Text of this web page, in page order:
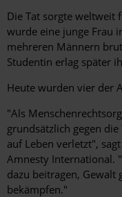
Die Tat sorgte weltweit
wurde eine junge Frau
mehreren Männern
Studentin erlag später
Heute wurden vier der
"Als
grundsätzlich gegen
auf Leben verletzt",
Amnesty International.
dazu beitragen, Gewalt
bekämpfen."